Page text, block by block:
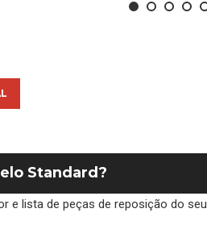
Standard?
e lista de peças de reposição do